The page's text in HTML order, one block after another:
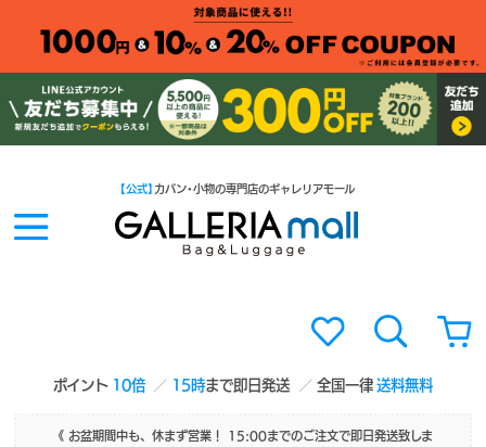
ポイント 10倍 15時まで即日発送 全国一律送料無料
【公式】 カバン・小物の専門店のギャレリアモール
《 お盆期間中も、休まず営業！ 15:00までのご注文で即日発送致しま